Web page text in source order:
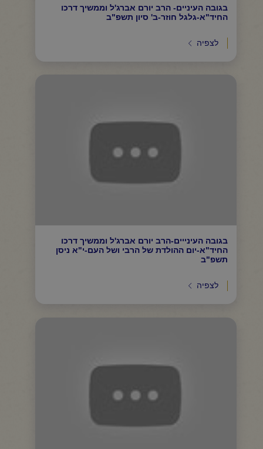
בגובה העיניים- הרב יורם אברג'ל וממשיך דרכו
החיד"א-גלגל חוזר-ב' סיון תשפ"ב
לצפיה
בגובה העינייים-הרב יורם אברג'ל וממשיך דרכו
החיד"א-יום ההולדת של הרבי ושל העם-י"א ניסן
תשפ"ב
לצפיה